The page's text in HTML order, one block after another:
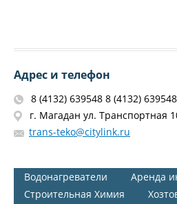
Адрес и телефон
8 (4132) 639548 8 (4132) 639548
г. Магадан ул. Транспортная
trans-teko@citylink.ru
Водонагреватели Аренда
Строительная Химия